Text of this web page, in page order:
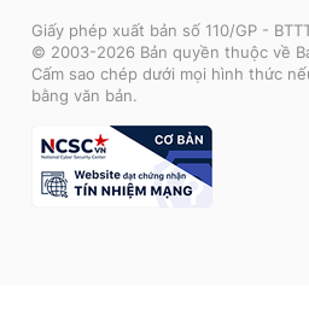
Giấy phép xuất bản số 110/GP -
© 2003-2026 Bản quyền thuộc về
Cấm sao chép dưới mọi hình thức
bằng văn bản.